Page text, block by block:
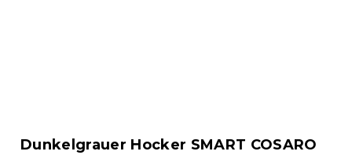
Dunkelgrauer Hocker SMART COSARO